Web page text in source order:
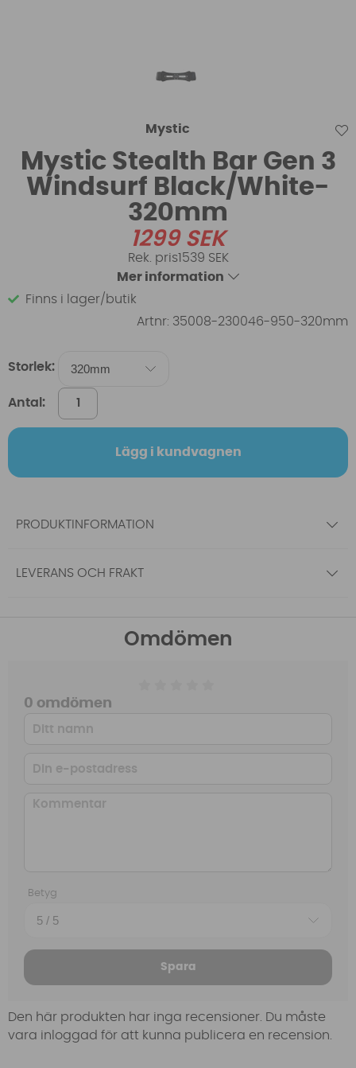
Mystic
Mystic Stealth Bar Gen 3
Windsurf Black/White-
320mm
1299SEK
1539 SEK
Mer information
Finns i lager/butik
Artnr: 35008-230046-950-320mm
Storlek:
Antal:
Lägg i kundvagnen
PRODUKTINFORMATION
LEVERANS OCH FRAKT
Omdömen
0 omdömen
Betyg
Spara
Den här produkten har inga recensioner. Du måste
vara inloggad för att kunna publicera en recension.